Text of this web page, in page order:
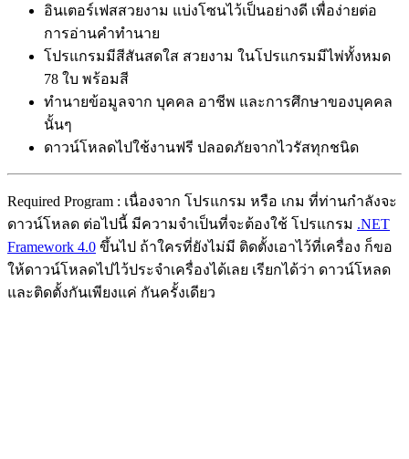
อินเตอร์เฟสสวยงาม แบ่งโซนไว้เป็นอย่างดี เพื่อง่ายต่อ
การอ่านคำทำนาย
โปรแกรมมีสีสันสดใส สวยงาม ในโปรแกรมมีไพ่ทั้งหมด
78 ใบ พร้อมสี
ทำนายข้อมูลจาก บุคคล อาชีพ และการศึกษาของบุคคล
นั้นๆ
ดาวน์โหลดไปใช้งานฟรี ปลอดภัยจากไวรัสทุกชนิด
Required Program : เนื่องจาก โปรแกรม หรือ เกม ที่ท่านกำลังจะ
ดาวน์โหลด ต่อไปนี้ มีความจำเป็นที่จะต้องใช้ โปรแกรม .NET
Framework 4.0 ขึ้นไป ถ้าใครที่ยังไม่มี ติดตั้งเอาไว้ที่เครื่อง ก็ขอ
ให้ดาวน์โหลดไปไว้ประจำเครื่องได้เลย เรียกได้ว่า ดาวน์โหลด
และติดตั้งกันเพียงแค่ กันครั้งเดียว